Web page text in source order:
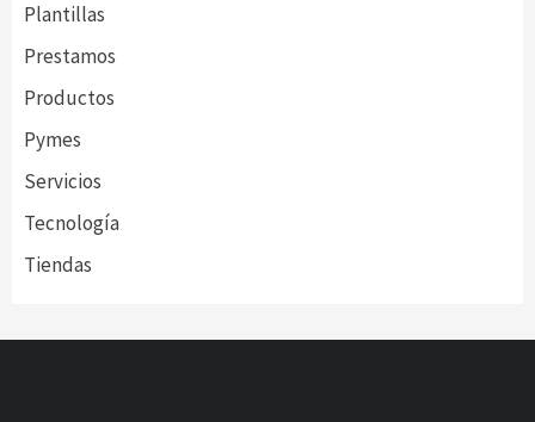
Plantillas
Prestamos
Productos
Pymes
Servicios
Tecnología
Tiendas